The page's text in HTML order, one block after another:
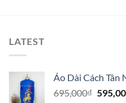
LATEST
Áo Dài Cách Tân
695,000₫ Giá